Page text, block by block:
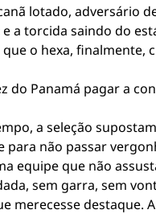
lotado, adversário
a torcida saindo do
o hexa, finalmente,
do Panamá pagar a
a seleção
para não passar
equipe que não
sem garra, sem
merecesse destaque.